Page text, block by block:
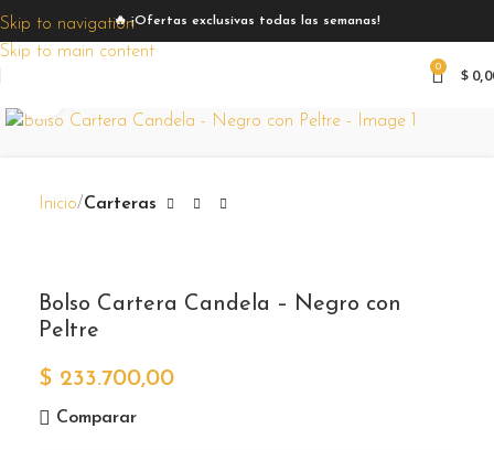
Skip to navigation
Skip to main content
🔥 ¡Ofertas exclusivas todas las semanas!
0 $
Inicio Carteras
Bolso Cartera Candela – Negro con
Peltre
$ 233.700,00
Comparar